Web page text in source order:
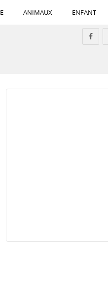
ANIMAUX ENFANT